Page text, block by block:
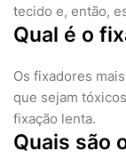
tecido e, então,
Qual é o
Os fixadores
que sejam
fixação lenta.
Quais são